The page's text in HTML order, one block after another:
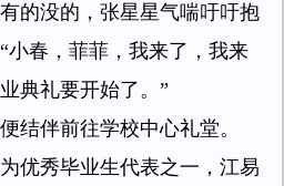
的没的，张星星气喘吁吁抱
小春，菲菲，我来了，我来
典礼要开始了。”
结伴前往学校中心礼堂。
优秀毕业生代表之一，江易